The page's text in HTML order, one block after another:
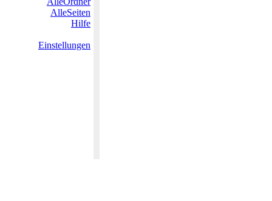
AlleSeiten
Hilfe
Einstellungen